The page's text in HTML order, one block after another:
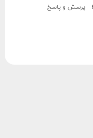
پرسش و پاسخ